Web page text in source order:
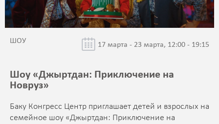
ШОУ 17 марта - 23 марта, 12:00 - 19:15
Шоу «Джыртдан: Приключение на
Новруз»
Баку Конгресс Центр приглашает детей и взрослых на
семейное шоу «Джыртдан: Приключение на